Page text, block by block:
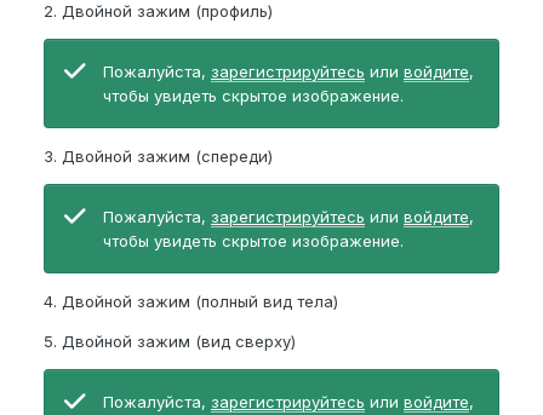
2. Двойной зажим (профиль)
Пожалуйста, зарегистрируйтесь или войдите,
чтобы увидеть скрытое изображение.
3. Двойной зажим (спереди)
Пожалуйста, зарегистрируйтесь или войдите,
чтобы увидеть скрытое изображение.
4. Двойной зажим (полный вид тела)
5. Двойной зажим (вид сверху)
Пожалуйста, зарегистрируйтесь или войдите,